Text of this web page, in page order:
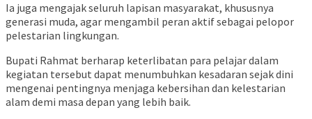
Ia juga mengajak seluruh lapisan masyarakat, khususnya
generasi muda, agar mengambil peran aktif sebagai pelopor
pelestarian lingkungan.
Bupati Rahmat berharap keterlibatan para pelajar dalam
kegiatan tersebut dapat menumbuhkan kesadaran sejak dini
mengenai pentingnya menjaga kebersihan dan kelestarian
alam demi masa depan yang lebih baik.